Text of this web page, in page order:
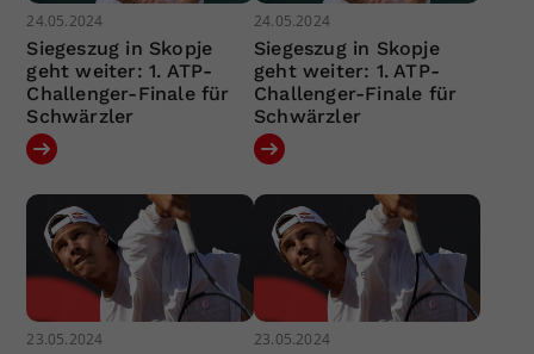
24.05.2024
Siegeszug in Skopje
geht weiter: 1. ATP-
Challenger-Finale für
Schwärzler
24.05.2024
Siegeszug in Skopje
geht weiter: 1. ATP-
Challenger-Finale für
Schwärzler
23.05.2024 23.05.2024